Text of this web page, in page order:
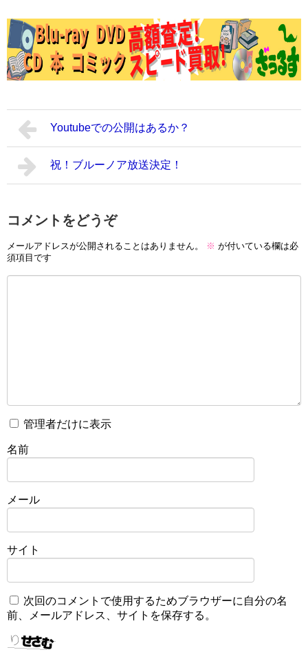
Youtubeでの公開はあるか？
祝！ブルーノア放送決定！
コメントをどうぞ
メールアドレスが公開されることはありません。 ※ が付いている欄は必
須項目です
管理者だけに表示
名前
メール
サイト
次回のコメントで使用するためブラウザーに自分の名
前、メールアドレス、サイトを保存する。